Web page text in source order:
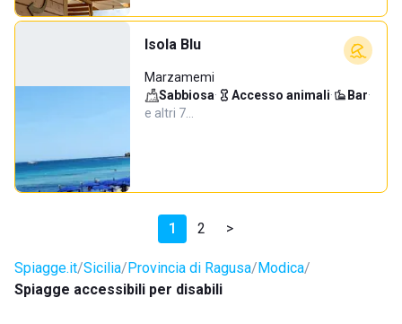
Isola Blu
Marzamemi
Sabbiosa· Accesso animali· Bar·
e altri 7…
1 2 >
Spiagge.it Sicilia Provincia di Ragusa Modica
Spiagge accessibili per disabili